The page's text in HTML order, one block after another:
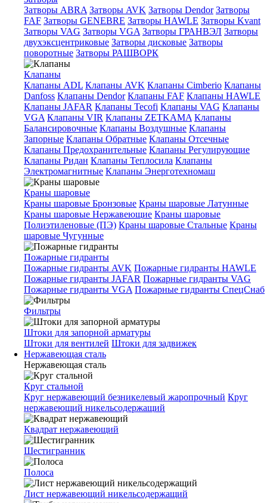
Затворы ABRA Затворы AVK Затворы Dendor Затворы
FAF Затворы GENEBRE Затворы HAWLE Затворы Kvant
Затворы VAG Затворы VGA Затворы ГРАНВЭЛ Затворы
двухэксцентриковые Затворы дисковые Затворы
поворотные Затворы РАШВОРК
Клапаны
Клапаны ADL Клапаны AVK Клапаны Cimberio Клапаны
Danfoss Клапаны Dendor Клапаны FAF Клапаны HAWLE
Клапаны JAFAR Клапаны Tecofi Клапаны VAG Клапаны
VGA Клапаны VIR Клапаны ZETKAMA Клапаны
Балансировочные Клапаны Воздушные Клапаны
Запорные Клапаны Обратные Клапаны Отсечные
Клапаны Предохранительные Клапаны Регулирующие
Клапаны Ридан Клапаны Теплосила Клапаны
Электромагнитные Клапаны Энерготехномаш
Краны шаровые
Краны шаровые Бронзовые Краны шаровые Латунные
Краны шаровые Нержавеющие Краны шаровые
Полиэтиленовые (ПЭ) Краны шаровые Стальные Краны
шаровые Чугунные
Пожарные гидранты
Пожарные гидранты AVK Пожарные гидранты HAWLE
Пожарные гидранты JAFAR Пожарные гидранты VAG
Пожарные гидранты VGA Пожарные гидранты СпецСнаб
Фильтры
Штоки для запорной арматуры
Штоки для вентилей Штоки для задвижек
Нержавеющая сталь
Нержавеющая сталь
Круг стальной
Круг нержавеющий безникелевый жаропрочный Круг
нержавеющий никельсодержащий
Квадрат нержавеющий
Шестигранник
Полоса
Лист нержавеющий никельсодержащий